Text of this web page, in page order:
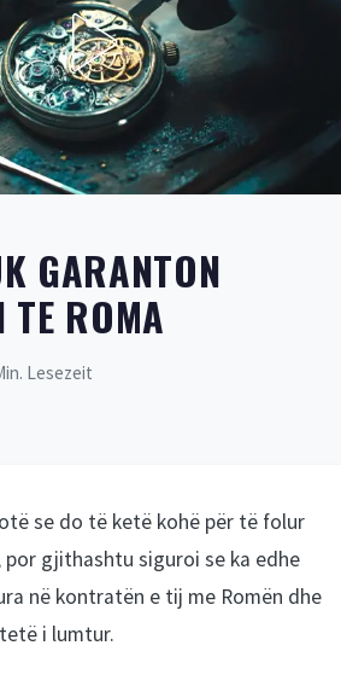
GARANTON
TE ROMA
Lesezeit
se do të ketë kohë për të folur
por gjithashtu siguroi se ka edhe
në kontratën e tij me Romën dhe
i lumtur.